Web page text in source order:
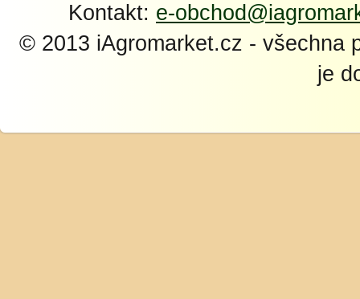
Kontakt: e-
© 2013 iAgromarket.cz - všechna
je